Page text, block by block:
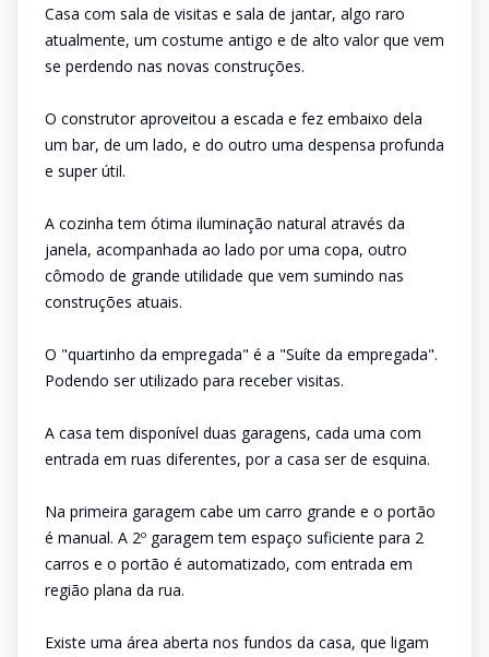
Casa com sala de visitas e sala de jantar, algo raro
atualmente, um costume antigo e de alto valor que vem
se perdendo nas novas construções.
O construtor aproveitou a escada e fez embaixo dela
um bar, de um lado, e do outro uma despensa profunda
e super útil.
A cozinha tem ótima iluminação natural através da
janela, acompanhada ao lado por uma copa, outro
cômodo de grande utilidade que vem sumindo nas
construções atuais.
O "quartinho da empregada" é a "Suíte da empregada".
Podendo ser utilizado para receber visitas.
A casa tem disponível duas garagens, cada uma com
entrada em ruas diferentes, por a casa ser de esquina.
Na primeira garagem cabe um carro grande e o portão
é manual. A 2º garagem tem espaço suficiente para 2
carros e o portão é automatizado, com entrada em
região plana da rua.
Existe uma área aberta nos fundos da casa, que ligam